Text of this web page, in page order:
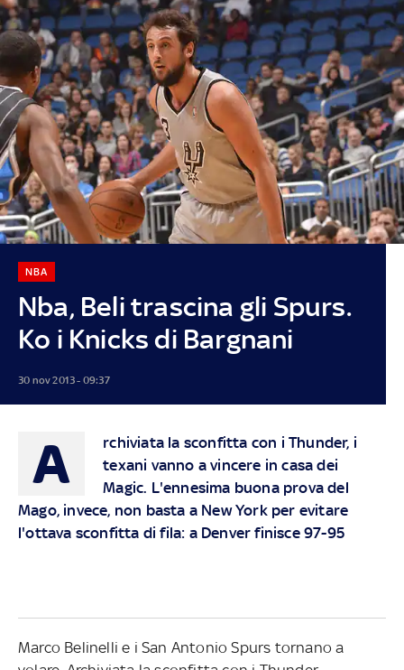
Nba, Beli trascina gli Spurs.
Ko i Knicks di Bargnani
NBA
30 nov 2013 - 09:37
A
rchiviata la sconfitta con i Thunder, i
texani vanno a vincere in casa dei
Magic. L'ennesima buona prova del
Mago, invece, non basta a New York per evitare
l'ottava sconfitta di fila: a Denver finisce 97-95
Marco Belinelli e i San Antonio Spurs tornano a